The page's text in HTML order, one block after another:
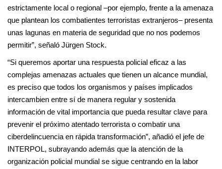
estrictamente local o regional –por ejemplo, frente a la amenaza
que plantean los combatientes terroristas extranjeros– presenta
unas lagunas en materia de seguridad que no nos podemos
permitir”, señaló Jürgen Stock.
“Si queremos aportar una respuesta policial eficaz a las
complejas amenazas actuales que tienen un alcance mundial,
es preciso que todos los organismos y países implicados
intercambien entre sí de manera regular y sostenida
información de vital importancia que pueda resultar clave para
prevenir el próximo atentado terrorista o combatir una
ciberdelincuencia en rápida transformación”, añadió el jefe de
INTERPOL, subrayando además que la atención de la
organización policial mundial se sigue centrando en la labor